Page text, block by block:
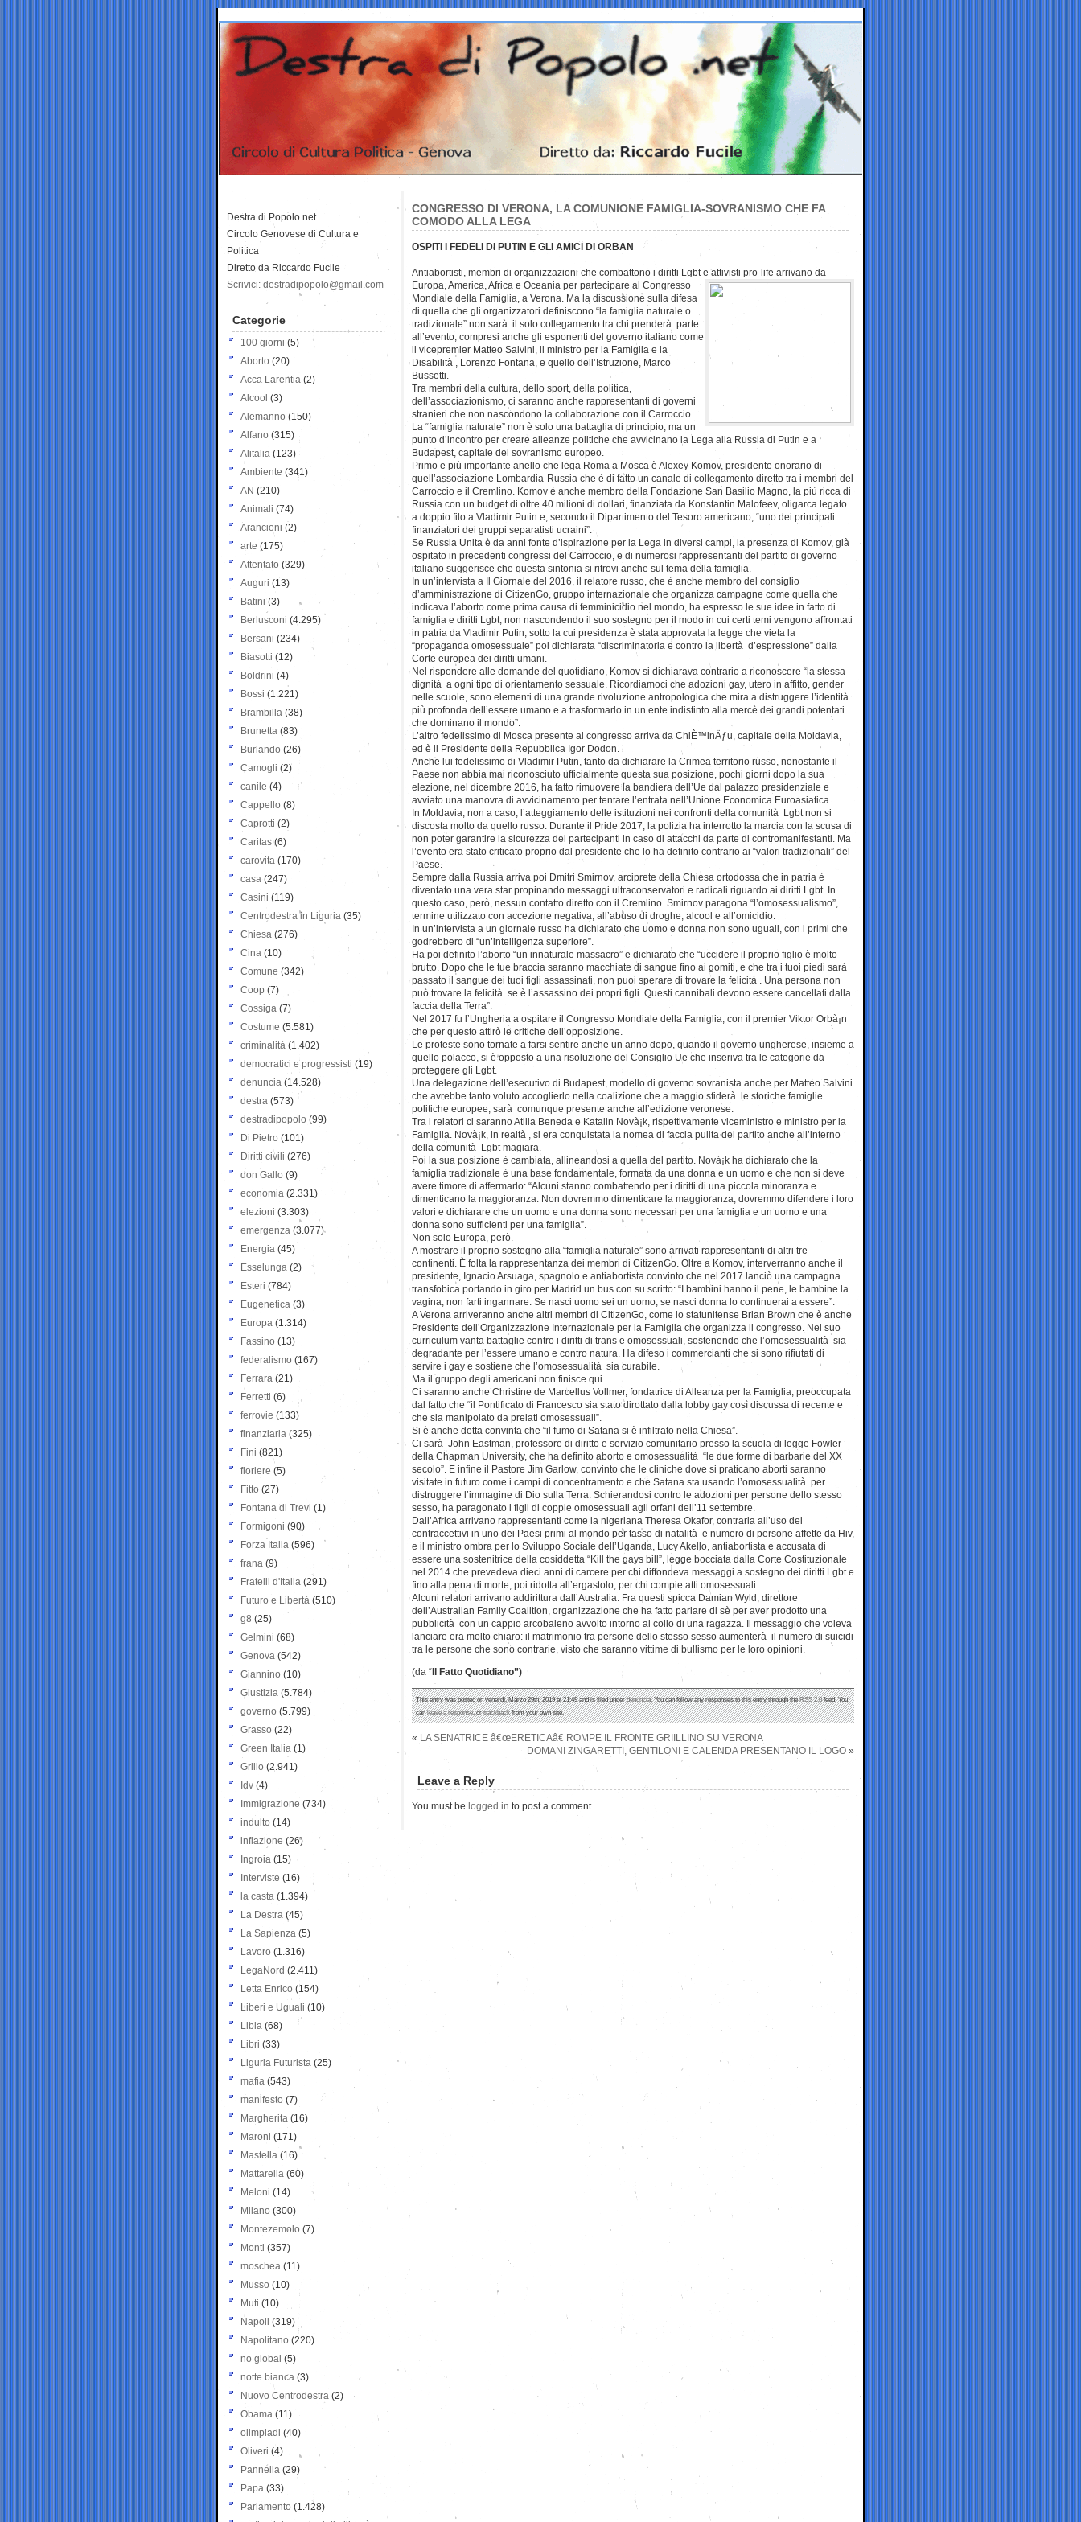
CONGRESSO DI VERONA, LA COMUNIONE FAMIGLIA-SOVRANISMO CHE FA
COMODO ALLA LEGA
OSPITI I FEDELI DI PUTIN E GLI AMICI DI ORBAN
Antiabortisti, membri di organizzazioni che combattono i diritti Lgbt e attivisti pro-life arrivano da
Europa, America, Africa e Oceania per partecipare al Congresso
Mondiale della Famiglia, a Verona. Ma la discussione sulla difesa
di quella che gli organizzatori definiscono “la famiglia naturale o
tradizionale” non sarà il solo collegamento tra chi prenderà parte
all’evento, compresi anche gli esponenti del governo italiano come
il vicepremier Matteo Salvini, il ministro per la Famiglia e la
Disabilità , Lorenzo Fontana, e quello dell’Istruzione, Marco
Bussetti.
Tra membri della cultura, dello sport, della politica,
dell’associazionismo, ci saranno anche rappresentanti di governi
stranieri che non nascondono la collaborazione con il Carroccio.
La “famiglia naturale” non è solo una battaglia di principio, ma un
punto d’incontro per creare alleanze politiche che avvicinano la Lega alla Russia di Putin e a
Budapest, capitale del sovranismo europeo.
Primo e più importante anello che lega Roma a Mosca è Alexey Komov, presidente onorario di
quell’associazione Lombardia-Russia che è di fatto un canale di collegamento diretto tra i membri del
Carroccio e il Cremlino. Komov è anche membro della Fondazione San Basilio Magno, la più ricca di
Russia con un budget di oltre 40 milioni di dollari, finanziata da Konstantin Malofeev, oligarca legato
a doppio filo a Vladimir Putin e, secondo il Dipartimento del Tesoro americano, “uno dei principali
finanziatori dei gruppi separatisti ucraini”.
Se Russia Unita è da anni fonte d’ispirazione per la Lega in diversi campi, la presenza di Komov, già
ospitato in precedenti congressi del Carroccio, e di numerosi rappresentanti del partito di governo
italiano suggerisce che questa sintonia si ritrovi anche sul tema della famiglia.
In un’intervista a Il Giornale del 2016, il relatore russo, che è anche membro del consiglio
d’amministrazione di CitizenGo, gruppo internazionale che organizza campagne come quella che
indicava l’aborto come prima causa di femminicidio nel mondo, ha espresso le sue idee in fatto di
famiglia e diritti Lgbt, non nascondendo il suo sostegno per il modo in cui certi temi vengono affrontati
in patria da Vladimir Putin, sotto la cui presidenza è stata approvata la legge che vieta la
“propaganda omosessuale” poi dichiarata “discriminatoria e contro la libertà d’espressione” dalla
Corte europea dei diritti umani.
Nel rispondere alle domande del quotidiano, Komov si dichiarava contrario a riconoscere “la stessa
dignità a ogni tipo di orientamento sessuale. Ricordiamoci che adozioni gay, utero in affitto, gender
nelle scuole, sono elementi di una grande rivoluzione antropologica che mira a distruggere l’identità
più profonda dell’essere umano e a trasformarlo in un ente indistinto alla mercè dei grandi potentati
che dominano il mondo”.
L’altro fedelissimo di Mosca presente al congresso arriva da ChiÈ™inÄƒu, capitale della Moldavia,
ed è il Presidente della Repubblica Igor Dodon.
Anche lui fedelissimo di Vladimir Putin, tanto da dichiarare la Crimea territorio russo, nonostante il
Paese non abbia mai riconosciuto ufficialmente questa sua posizione, pochi giorni dopo la sua
elezione, nel dicembre 2016, ha fatto rimuovere la bandiera dell’Ue dal palazzo presidenziale e
avviato una manovra di avvicinamento per tentare l’entrata nell’Unione Economica Euroasiatica.
In Moldavia, non a caso, l’atteggiamento delle istituzioni nei confronti della comunità Lgbt non si
discosta molto da quello russo. Durante il Pride 2017, la polizia ha interrotto la marcia con la scusa di
non poter garantire la sicurezza dei partecipanti in caso di attacchi da parte di contromanifestanti. Ma
l’evento era stato criticato proprio dal presidente che lo ha definito contrario ai “valori tradizionali” del
Paese.
Sempre dalla Russia arriva poi Dmitri Smirnov, arciprete della Chiesa ortodossa che in patria è
diventato una vera star propinando messaggi ultraconservatori e radicali riguardo ai diritti Lgbt. In
questo caso, però, nessun contatto diretto con il Cremlino. Smirnov paragona “l’omosessualismo”,
termine utilizzato con accezione negativa, all’abuso di droghe, alcool e all’omicidio.
In un’intervista a un giornale russo ha dichiarato che uomo e donna non sono uguali, con i primi che
godrebbero di “un’intelligenza superiore”.
Ha poi definito l’aborto “un innaturale massacro” e dichiarato che “uccidere il proprio figlio è molto
brutto. Dopo che le tue braccia saranno macchiate di sangue fino ai gomiti, e che tra i tuoi piedi sarà
passato il sangue dei tuoi figli assassinati, non puoi sperare di trovare la felicità . Una persona non
può trovare la felicità se è l’assassino dei propri figli. Questi cannibali devono essere cancellati dalla
faccia della Terra”.
Nel 2017 fu l’Ungheria a ospitare il Congresso Mondiale della Famiglia, con il premier Viktor Orbà¡n
che per questo attirò le critiche dell’opposizione.
Le proteste sono tornate a farsi sentire anche un anno dopo, quando il governo ungherese, insieme a
quello polacco, si è opposto a una risoluzione del Consiglio Ue che inseriva tra le categorie da
proteggere gli Lgbt.
Una delegazione dell’esecutivo di Budapest, modello di governo sovranista anche per Matteo Salvini
che avrebbe tanto voluto accoglierlo nella coalizione che a maggio sfiderà le storiche famiglie
politiche europee, sarà comunque presente anche all’edizione veronese.
Tra i relatori ci saranno Atilla Beneda e Katalin Novà¡k, rispettivamente viceministro e ministro per la
Famiglia. Novà¡k, in realtà , si era conquistata la nomea di faccia pulita del partito anche all’interno
della comunità Lgbt magiara.
Poi la sua posizione è cambiata, allineandosi a quella del partito. Novà¡k ha dichiarato che la
famiglia tradizionale è una base fondamentale, formata da una donna e un uomo e che non si deve
avere timore di affermarlo: “Alcuni stanno combattendo per i diritti di una piccola minoranza e
dimenticano la maggioranza. Non dovremmo dimenticare la maggioranza, dovremmo difendere i loro
valori e dichiarare che un uomo e una donna sono necessari per una famiglia e un uomo e una
donna sono sufficienti per una famiglia”.
Non solo Europa, però.
A mostrare il proprio sostegno alla “famiglia naturale” sono arrivati rappresentanti di altri tre
continenti. È folta la rappresentanza dei membri di CitizenGo. Oltre a Komov, interverranno anche il
presidente, Ignacio Arsuaga, spagnolo e antiabortista convinto che nel 2017 lanciò una campagna
transfobica portando in giro per Madrid un bus con su scritto: “I bambini hanno il pene, le bambine la
vagina, non farti ingannare. Se nasci uomo sei un uomo, se nasci donna lo continuerai a essere”.
A Verona arriveranno anche altri membri di CitizenGo, come lo statunitense Brian Brown che è anche
Presidente dell’Organizzazione Internazionale per la Famiglia che organizza il congresso. Nel suo
curriculum vanta battaglie contro i diritti di trans e omosessuali, sostenendo che l’omosessualità sia
degradante per l’essere umano e contro natura. Ha difeso i commercianti che si sono rifiutati di
servire i gay e sostiene che l’omosessualità sia curabile.
Ma il gruppo degli americani non finisce qui.
Ci saranno anche Christine de Marcellus Vollmer, fondatrice di Alleanza per la Famiglia, preoccupata
dal fatto che “il Pontificato di Francesco sia stato dirottato dalla lobby gay così discussa di recente e
che sia manipolato da prelati omosessuali”.
Si è anche detta convinta che “il fumo di Satana si è infiltrato nella Chiesa”.
Ci sarà John Eastman, professore di diritto e servizio comunitario presso la scuola di legge Fowler
della Chapman University, che ha definito aborto e omosessualità “le due forme di barbarie del XX
secolo”. E infine il Pastore Jim Garlow, convinto che le cliniche dove si praticano aborti saranno
visitate in futuro come i campi di concentramento e che Satana sta usando l’omosessualità per
distruggere l’immagine di Dio sulla Terra. Schierandosi contro le adozioni per persone dello stesso
sesso, ha paragonato i figli di coppie omosessuali agli orfani dell’11 settembre.
Dall’Africa arrivano rappresentanti come la nigeriana Theresa Okafor, contraria all’uso dei
contraccettivi in uno dei Paesi primi al mondo per tasso di natalità e numero di persone affette da Hiv,
e il ministro ombra per lo Sviluppo Sociale dell’Uganda, Lucy Akello, antiabortista e accusata di
essere una sostenitrice della cosiddetta “Kill the gays bill”, legge bocciata dalla Corte Costituzionale
nel 2014 che prevedeva dieci anni di carcere per chi diffondeva messaggi a sostegno dei diritti Lgbt e
fino alla pena di morte, poi ridotta all’ergastolo, per chi compie atti omosessuali.
Alcuni relatori arrivano addirittura dall’Australia. Fra questi spicca Damian Wyld, direttore
dell’Australian Family Coalition, organizzazione che ha fatto parlare di sè per aver prodotto una
pubblicità con un cappio arcobaleno avvolto intorno al collo di una ragazza. Il messaggio che voleva
lanciare era molto chiaro: il matrimonio tra persone dello stesso sesso aumenterà il numero di suicidi
tra le persone che sono contrarie, visto che saranno vittime di bullismo per le loro opinioni.
(da “ Il Fatto Quotidiano”)
This entry was posted on venerdì, Marzo 29th, 2019 at 21:49 and is filed underdenuncia. You can follow any responses to this entry through theRSS 2.0feed. You
canleave a response, ortrackbackfrom your own site.
« LA SENATRICE â€œERETICAâ€ ROMPE IL FRONTE GRIILLINO SU VERONA
DOMANI ZINGARETTI, GENTILONI E CALENDA PRESENTANO IL LOGO »
Leave a Reply
You must be logged in to post a comment.
Destra di Popolo.net
Circolo Genovese di Cultura e
Politica
Diretto da Riccardo Fucile
Scrivici: destradipopolo@gmail.com
Categorie
100 giorni (5)
Aborto (20)
Acca Larentia (2)
Alcool (3)
Alemanno (150)
Alfano (315)
Alitalia (123)
Ambiente (341)
AN (210)
Animali (74)
Arancioni (2)
arte (175)
Attentato (329)
Auguri (13)
Batini (3)
Berlusconi (4.295)
Bersani (234)
Biasotti (12)
Boldrini (4)
Bossi (1.221)
Brambilla (38)
Brunetta (83)
Burlando (26)
Camogli (2)
canile (4)
Cappello (8)
Caprotti (2)
Caritas (6)
carovita (170)
casa (247)
Casini (119)
Centrodestra in Liguria (35)
Chiesa (276)
Cina (10)
Comune (342)
Coop (7)
Cossiga (7)
Costume (5.581)
criminalità (1.402)
democratici e progressisti (19)
denuncia (14.528)
destra (573)
destradipopolo (99)
Di Pietro (101)
Diritti civili (276)
don Gallo (9)
economia (2.331)
elezioni (3.303)
emergenza (3.077)
Energia (45)
Esselunga (2)
Esteri (784)
Eugenetica (3)
Europa (1.314)
Fassino (13)
federalismo (167)
Ferrara (21)
Ferretti (6)
ferrovie (133)
finanziaria (325)
Fini (821)
fioriere (5)
Fitto (27)
Fontana di Trevi (1)
Formigoni (90)
Forza Italia (596)
frana (9)
Fratelli d'Italia (291)
Futuro e Libertà (510)
g8 (25)
Gelmini (68)
Genova (542)
Giannino (10)
Giustizia (5.784)
governo (5.799)
Grasso (22)
Green Italia (1)
Grillo (2.941)
Idv (4)
Immigrazione (734)
indulto (14)
inflazione (26)
Ingroia (15)
Interviste (16)
la casta (1.394)
La Destra (45)
La Sapienza (5)
Lavoro (1.316)
LegaNord (2.411)
Letta Enrico (154)
Liberi e Uguali (10)
Libia (68)
Libri (33)
Liguria Futurista (25)
mafia (543)
manifesto (7)
Margherita (16)
Maroni (171)
Mastella (16)
Mattarella (60)
Meloni (14)
Milano (300)
Montezemolo (7)
Monti (357)
moschea (11)
Musso (10)
Muti (10)
Napoli (319)
Napolitano (220)
no global (5)
notte bianca (3)
Nuovo Centrodestra (2)
Obama (11)
olimpiadi (40)
Oliveri (4)
Pannella (29)
Papa (33)
Parlamento (1.428)